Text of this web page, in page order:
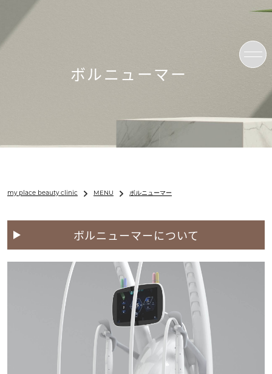
ボルニューマー
my place beauty clinic MENU ボルニューマー
ボルニューマーについて